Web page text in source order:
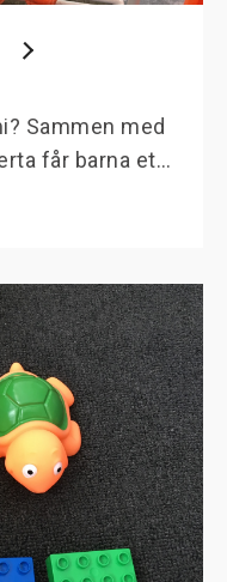
Sammen med
får barna et…